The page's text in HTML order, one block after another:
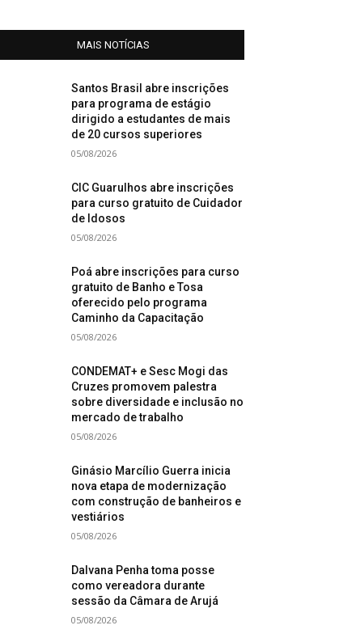
MAIS NOTÍCIAS
Santos Brasil abre inscrições
para programa de estágio
dirigido a estudantes de mais
de 20 cursos superiores
05/08/2026
CIC Guarulhos abre inscrições
para curso gratuito de Cuidador
de Idosos
05/08/2026
Poá abre inscrições para curso
gratuito de Banho e Tosa
oferecido pelo programa
Caminho da Capacitação
05/08/2026
CONDEMAT+ e Sesc Mogi das
Cruzes promovem palestra
sobre diversidade e inclusão no
mercado de trabalho
05/08/2026
Ginásio Marcílio Guerra inicia
nova etapa de modernização
com construção de banheiros e
vestiários
05/08/2026
Dalvana Penha toma posse
como vereadora durante
sessão da Câmara de Arujá
05/08/2026